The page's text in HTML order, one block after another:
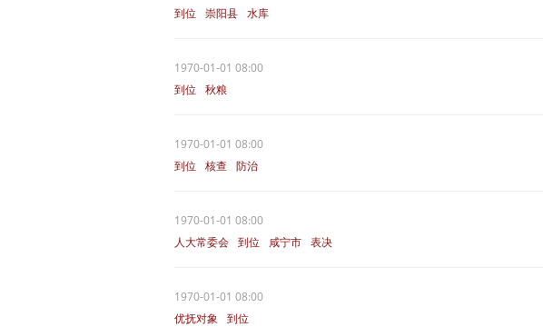
到位
崇阳县 水库
1970-01-01 08:00
到位
秋粮
1970-01-01 08:00
到位
核查 防治
1970-01-01 08:00
人大常委会 到位 咸宁市 表决
1970-01-01 08:00
优抚对象
到位